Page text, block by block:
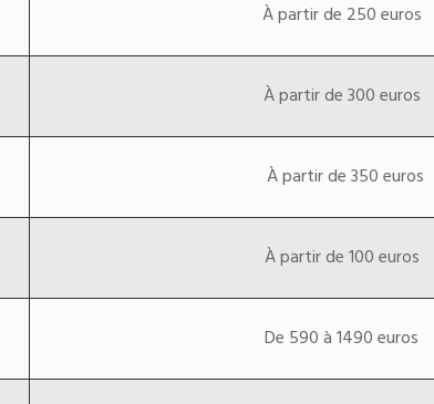
À partir de 250 euros
À partir de 300 euros
À partir de 350 euros
À partir de 100 euros
De 590 à 1490 euros